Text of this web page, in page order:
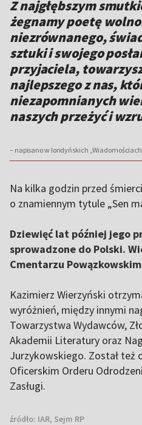
Z najgłębszym
żegnamy poetę
niezrównanego,
sztuki i swojego
przyjaciela,
najlepszego z nas,
niezapomnianych
naszych przeżyć i
– napisano w londyńskich
Na kilka godzin przed
o znamiennym tytule „Sen
Dziewięć lat później jego
sprowadzone do Polski.
Cmentarzu
Kazimierz Wierzyński
wyróżnień, między innymi
Towarzystwa Wydawców,
Akademii Literatury oraz
Jurzykowskiego. Został też
Oficerskim Orderu
Zasługi.
źródło: IAR, Sejm RP